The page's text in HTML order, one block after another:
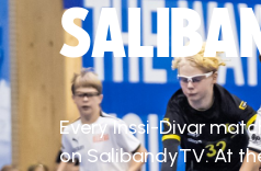
Every Inssi-Divar
on SalibandyTV. At